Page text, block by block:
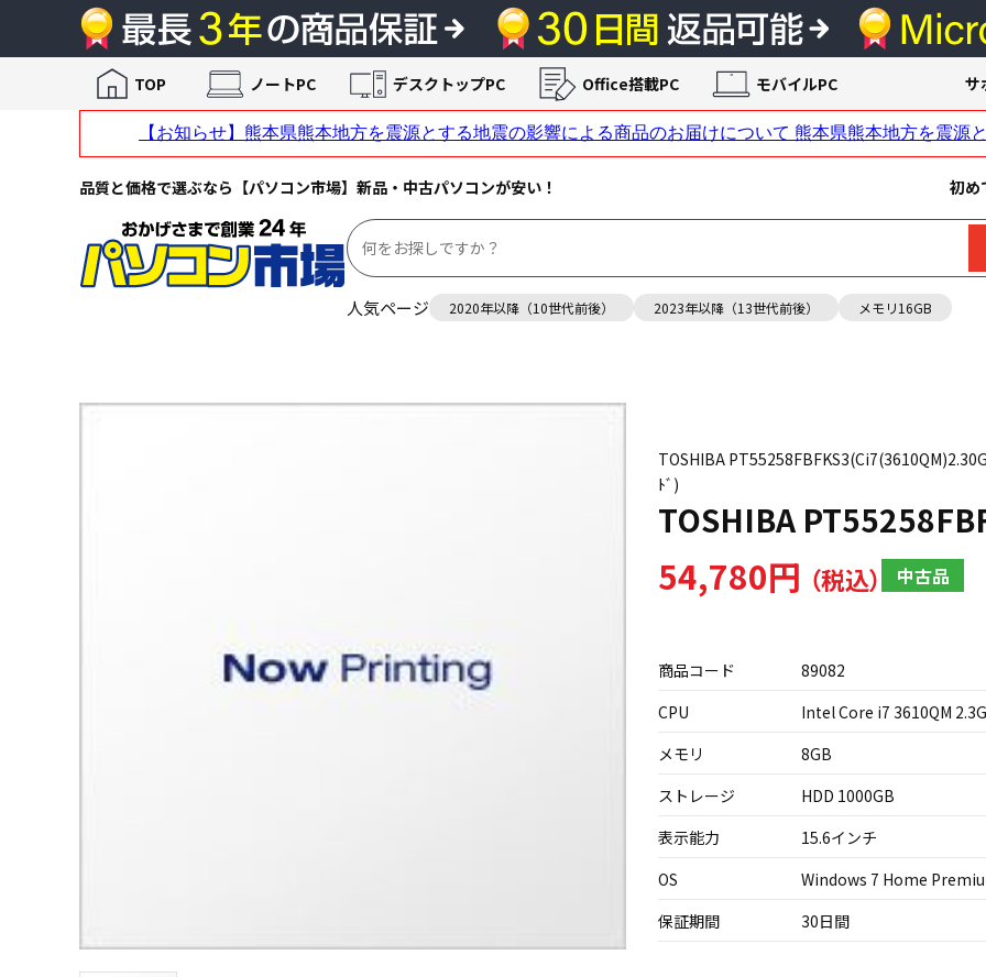
品質と価格で選ぶなら【パソコン市場】新品・中古パソコンが安い！ 初め
人気ページ 2020年以降（10世代前後） 2023年以降（13世代前後） メモリ16GB
TOP ノートPC デスクトップPC Office搭載PC モバイルPC サ
TOSHIBA
ﾄﾞ)
TOSHIBA
54,780円 中古品
商品コード
89082
CPU
Intel Core i7 3610QM
メモリ
8GB
ストレージ
HDD 1000GB
表示能力
15.6インチ
OS
Windows 7 Home
保証期間
30日間